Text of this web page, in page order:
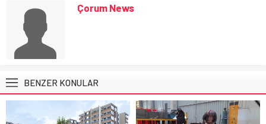
Çorum News
BENZER KONULAR